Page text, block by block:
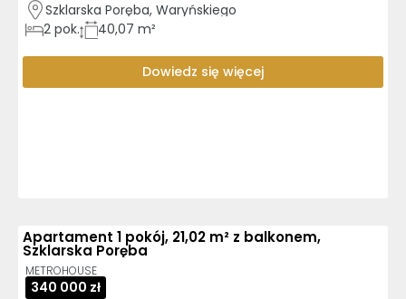
Szklarska Poręba, Waryńskiego
2 pok. 40,07 m²
Dowiedz się więcej
Apartament 1 pokój, 21,02 m² z balkonem,
Szklarska Poręba
METROHOUSE
340 000 zł